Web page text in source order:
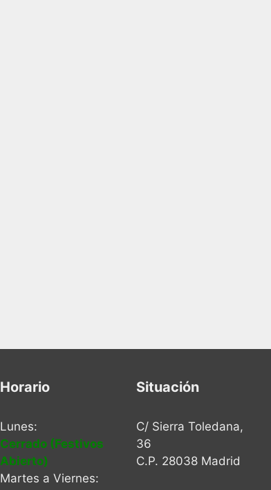
Horario
Lunes:
Cerrado (Festivos
Abierto)
Martes a Viernes:
Situación
C/ Sierra Toledana,
36
C.P. 28038 Madrid